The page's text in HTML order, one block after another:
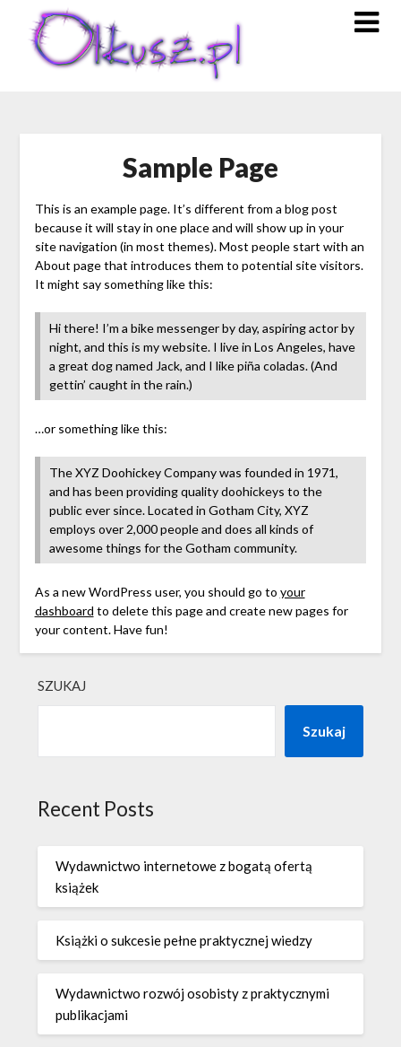
content
Sample Page
This is an example page. It’s different from a blog post
because it will stay in one place and will show up in your
site navigation (in most themes). Most people start with an
About page that introduces them to potential site visitors.
It might say something like this:
Hi there! I’m a bike messenger by day, aspiring actor by
night, and this is my website. I live in Los Angeles, have
a great dog named Jack, and I like piña coladas. (And
gettin’ caught in the rain.)
…or something like this:
The XYZ Doohickey Company was founded in 1971,
and has been providing quality doohickeys to the
public ever since. Located in Gotham City, XYZ
employs over 2,000 people and does all kinds of
awesome things for the Gotham community.
As a new WordPress user, you should go to your
dashboard to delete this page and create new pages for
your content. Have fun!
SZUKAJ
Szukaj
Recent Posts
Wydawnictwo internetowe z bogatą ofertą
książek
Książki o sukcesie pełne praktycznej wiedzy
Wydawnictwo rozwój osobisty z praktycznymi
publikacjami